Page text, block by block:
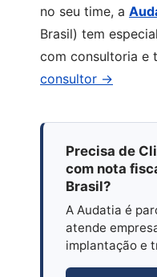
no seu time, a
Brasil) tem
com consultoria e
consultor →
Precisa de
com nota
Brasil?
A Audatia é
atende
implantação e